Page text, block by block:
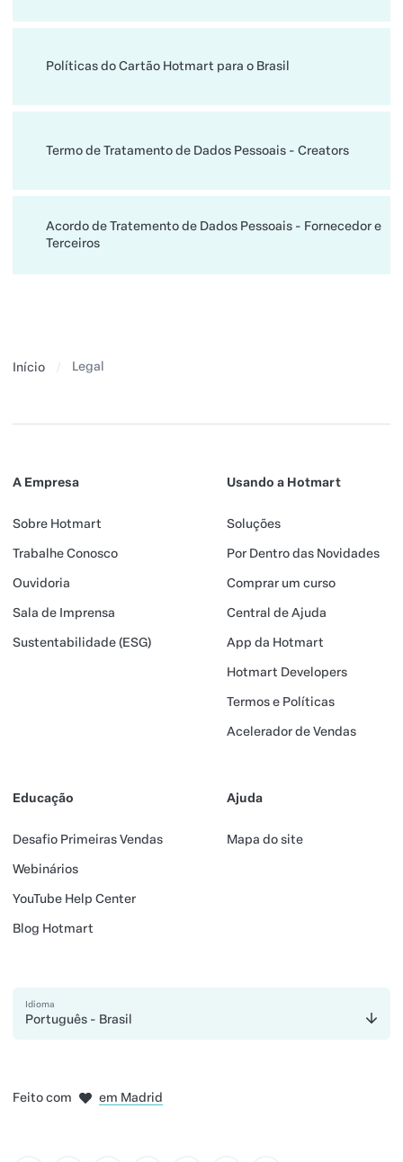
Políticas do Cartão Hotmart para o Brasil
Termo de Tratamento de Dados Pessoais - Creators
Acordo de Tratemento de Dados Pessoais - Fornecedor e
Terceiros
Início Legal
A Empresa
Sobre Hotmart
Trabalhe Conosco
Ouvidoria
Sala de Imprensa
Sustentabilidade (ESG)
Usando a Hotmart
Soluções
Por Dentro das Novidades
Comprar um curso
Central de Ajuda
App da Hotmart
Hotmart Developers
Termos e Políticas
Acelerador de Vendas
Educação
Desafio Primeiras Vendas
Webinários
YouTube Help Center
Blog Hotmart
Ajuda
Mapa do site
Idioma
Português - Brasil
Feito com
em Madrid